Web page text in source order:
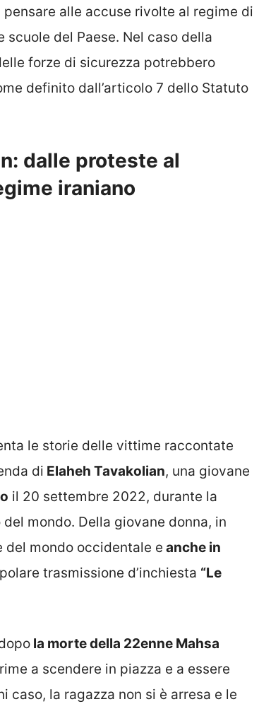
alle accuse rivolte al regime di
scuole del Paese. Nel caso della
forze di sicurezza potrebbero
definito dall’articolo 7 dello Statuto
dalle proteste al
iraniano
le storie delle vittime raccontate
di Elaheh Tavakolian, una giovane
il 20 settembre 2022, durante la
mondo. Della giovane donna, in
mondo occidentale e anche in
trasmissione d’inchiesta “Le
la morte della 22enne Mahsa
a scendere in piazza e a essere
caso, la ragazza non si è arresa e le